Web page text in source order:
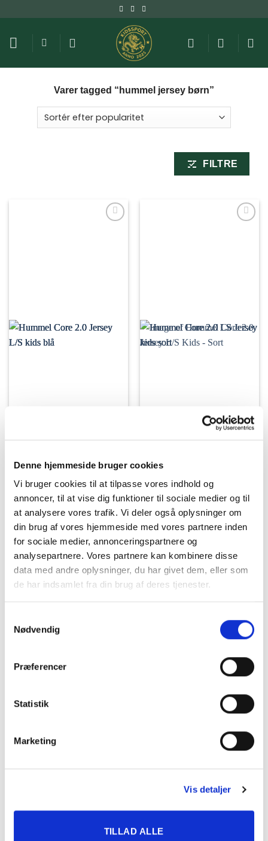
Denne hjemmeside bruger cookies
Vi bruger cookies til at tilpasse vores indhold og
annoncer, til at vise dig funktioner til sociale medier og til
at analysere vores trafik. Vi deler også oplysninger om
din brug af vores hjemmeside med vores partnere inden
for sociale medier, annonceringspartnere og
analysepartnere. Vores partnere kan kombinere disse
data med andre oplysninger, du har givet dem, eller som
de har indsamlet fra din brug af deres tjenester.
Nødvendig
Præferencer
Statistik
Marketing
Vis detaljer
TILLAD ALLE
til
indhold
Varer tagged “hummel jersey børn”
FILTRE
FODBOLD
Hummel Core 2.0 Jersey
L/S Kids – Blå
179,95 kr.
VÆLG MULIGHEDER
Dette
har
flere
varianter.
Mulighederne
Hummel Core 2.0 Jersey
L/S Kids – Sort
179,95kr.
VÆLG MULIGHEDER
har
flere
varianter.
Mulighederne
vælges
Hummel Core 2.0 Jersey